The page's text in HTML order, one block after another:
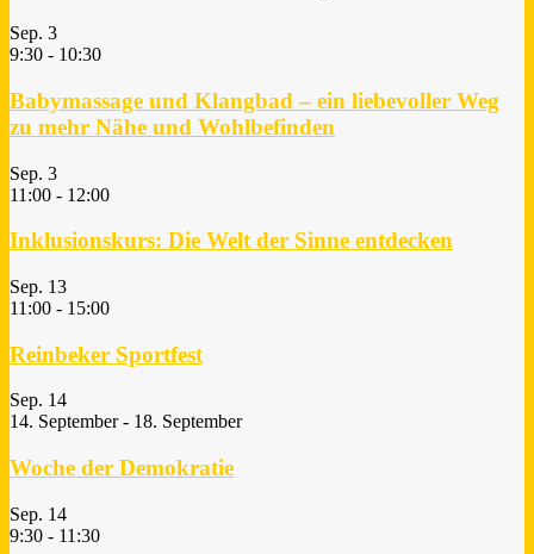
Sep. 3
9:30 - 10:30
Babymassage und Klangbad – ein liebevoller Weg
zu mehr Nähe und Wohlbefinden
Sep. 3
11:00 - 12:00
Inklusionskurs: Die Welt der Sinne entdecken
Sep. 13
11:00 - 15:00
Reinbeker Sportfest
Sep. 14
14. September- 18. September
Woche der Demokratie
Sep. 14
9:30 - 11:30